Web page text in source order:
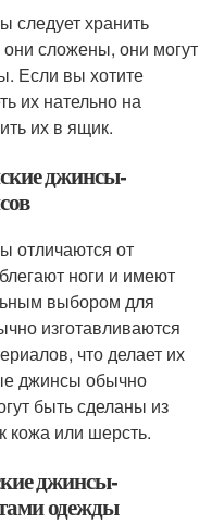
следует хранить
сложены, они могут
Если вы хотите
их нательно на
их в ящик.
джинсы-
отличаются от
ноги и имеют
выбором для
изготавливаются
что делает их
джинсы обычно
быть сделаны из
кожа или шерсть.
джинсы-
одежды